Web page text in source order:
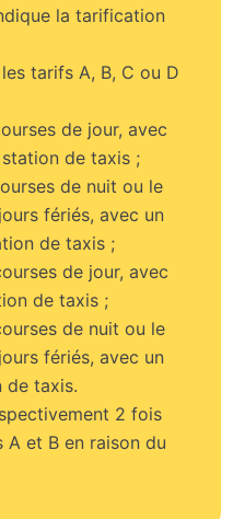
la tarification
tarifs A, B, C ou D
de jour, avec
de taxis ;
de nuit ou le
fériés, avec un
de taxis ;
de jour, avec
de taxis ;
de nuit ou le
fériés, avec un
de taxis.
2 fois
A et B en raison du